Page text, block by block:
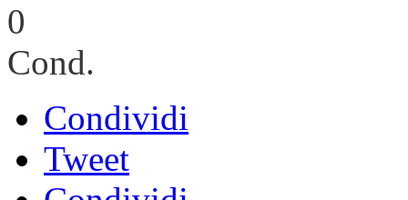
0
Cond.
Condividi
Tweet